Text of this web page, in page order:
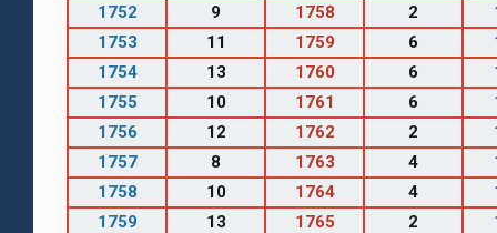
1752
9 1758 2
1753
11 1759 6
1754
13 1760 6
1755
10 1761 6
1756
12 1762 2
1757
8 1763 4
1758
10 1764 4
1759
13 1765 2